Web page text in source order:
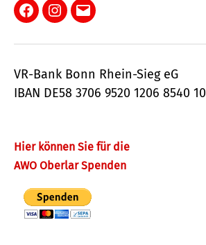
Facebook
Instagram
E-
VR-Bank Bonn Rhein-Sieg eG
IBAN DE58 3706 9520 1206 8540 10
Hier können Sie für die
AWO Oberlar Spenden